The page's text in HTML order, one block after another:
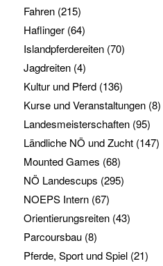
Fahren(215)
Haflinger(64)
Islandpferdereiten(70)
Jagdreiten(4)
Kultur und Pferd(136)
Kurse und Veranstaltungen(8)
Landesmeisterschaften(95)
Ländliche NÖ und Zucht(147)
Mounted Games (68)
NÖ Landescups (295)
NOEPS Intern(67)
Orientierungsreiten(43)
Parcoursbau(8)
Pferde, Sport und Spiel(21)